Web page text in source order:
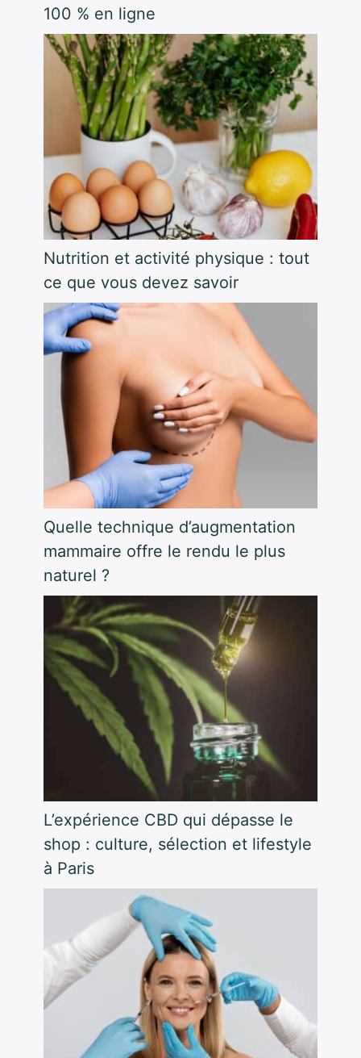
100 % en ligne
Nutrition et activité physique : tout
ce que vous devez savoir
Quelle technique d’augmentation
mammaire offre le rendu le plus
naturel ?
L’expérience CBD qui dépasse le
shop : culture, sélection et lifestyle
à Paris